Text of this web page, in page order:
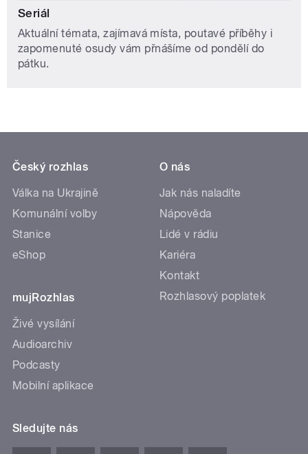
Seriál
Aktuální témata, zajímavá místa, poutavé příběhy i
zapomenuté osudy vám přnášíme od pondělí do
pátku.
Český rozhlas
Válka na Ukrajině
Komunální volby
Stanice
eShop
mujRozhlas
Živé vysílání
Audioarchiv
Podcasty
Mobilní aplikace
O nás
Jak nás naladíte
Nápověda
Lidé v rádiu
Kariéra
Kontakt
Rozhlasový poplatek
Sledujte nás